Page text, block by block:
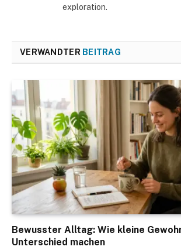
exploration.
VERWANDTER BEITRAG
Bewusster Alltag: Wie kleine
Unterschied machen